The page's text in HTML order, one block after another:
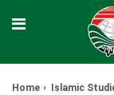
Home Islamic